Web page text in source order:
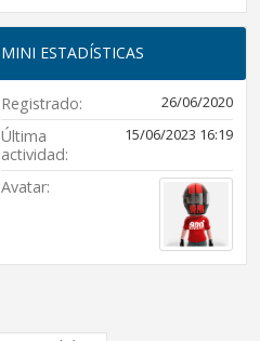
MINI ESTADÍSTICAS
Registrado 26/06/2020
Última
actividad
15/06/2023 16:19
Avatar